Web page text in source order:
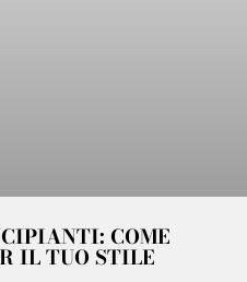
COME
IL TUO STILE